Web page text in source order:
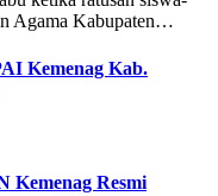
Agama Kabupaten…
Kemenag Kab.
Kemenag Resmi